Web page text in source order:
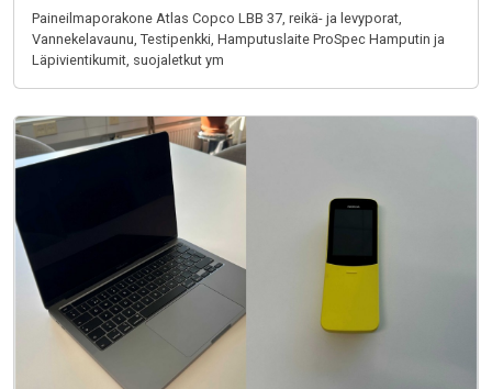
Paineilmaporakone Atlas Copco LBB 37, reikä- ja levyporat,
Vannekelavaunu, Testipenkki, Hamputuslaite ProSpec Hamputin ja
Läpivientikumit, suojaletkut ym